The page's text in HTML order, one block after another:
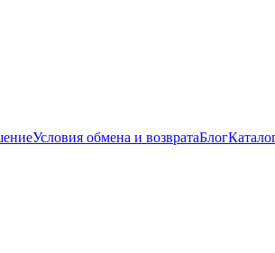
Условия обмена и возвратаБлог